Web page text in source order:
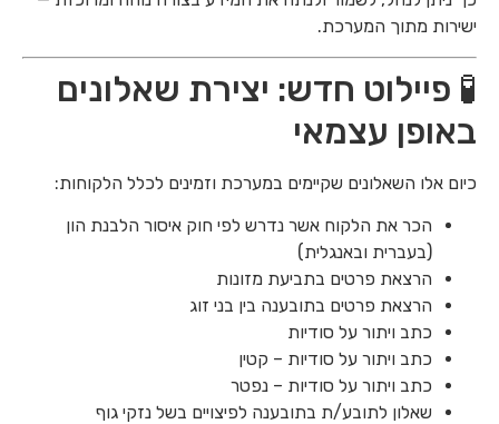
ישירות מתוך המערכת.
🧪 פיילוט חדש: יצירת שאלונים
באופן עצמאי
כיום אלו השאלונים שקיימים במערכת וזמינים לכלל הלקוחות:
הכר את הלקוח אשר נדרש לפי חוק איסור הלבנת הון
(בעברית ובאנגלית)
הרצאת פרטים בתביעת מזונות
הרצאת פרטים בתובענה בין בני זוג
כתב ויתור על סודיות
כתב ויתור על סודיות – קטין
כתב ויתור על סודיות – נפטר
שאלון לתובע/ת בתובענה לפיצויים בשל נזקי גוף